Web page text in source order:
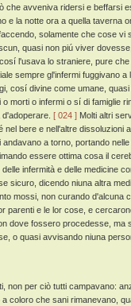
che avveniva ridersi e beffarsi
e la notte ora a quella taverna
solamente che cose vi
quasi non piú viver
l'usava lo straniere, pure
sempre gl'infermi fuggivano a
cosí divine come umane,
morti o infermi o sí di famiglie
[ 024 ] Molti altri
bere e nell'altre dissoluzioni
a torno, portando
essere ottima cosa il
infermità e delle medicine
sicuro, dicendo niuna altra
mossi, non curando d'alcuna
parenti e le lor cose, e
dove fossero procedesse, ma
o quasi avvisando niuna
non per ciò tutti campavano:
coloro che sani rimanevano,